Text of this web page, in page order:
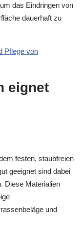
das Eindringen von
dauerhaft zu
Pflege von
eignet
festen, staubfreien
geeignet sind dabei
Diese Materialien
und